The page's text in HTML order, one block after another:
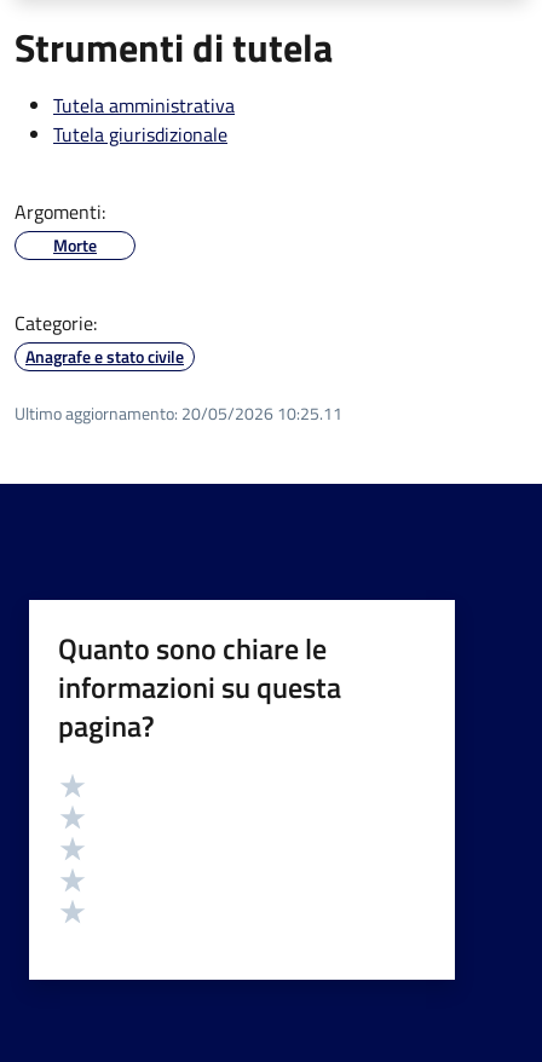
Strumenti di tutela
Tutela amministrativa
Tutela giurisdizionale
Argomenti:
Morte
Categorie:
Anagrafe e stato civile
Ultimo aggiornamento: 20/05/2026 10:25.11
Quanto sono chiare le
informazioni su questa
pagina?
Valutazione